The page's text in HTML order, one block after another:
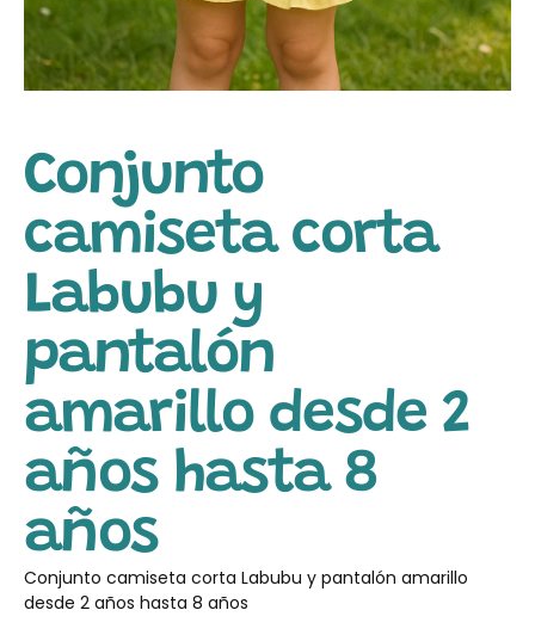
Conjunto
camiseta corta
Labubu y
pantalón
amarillo desde 2
años hasta 8
años
Conjunto camiseta corta Labubu y pantalón amarillo
desde 2 años hasta 8 años